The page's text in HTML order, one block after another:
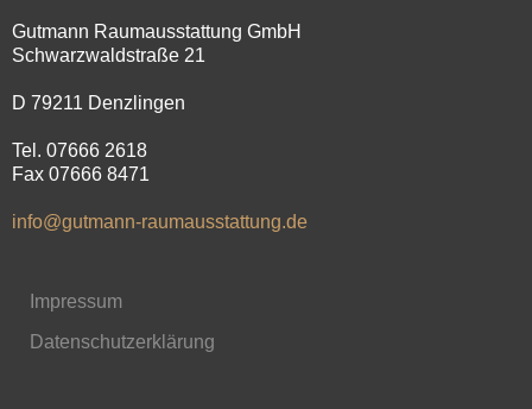
Gutmann Raumausstattung GmbH
Schwarzwaldstraße 21
D 79211 Denzlingen
Tel. 07666 2618
Fax 07666 8471
info@gutmann-raumausstattung.de
Impressum
Datenschutzerklärung